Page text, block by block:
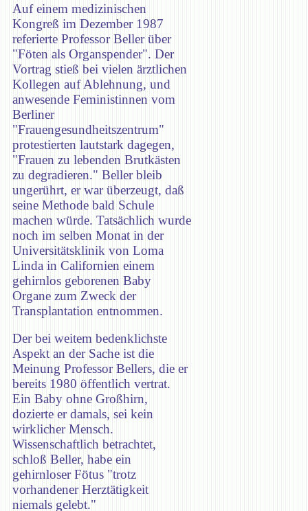
Auf einem medizinischen
Kongreß im Dezember 1987
referierte Professor Beller über
"Föten als Organspender". Der
Vortrag stieß bei vielen ärztlichen
Kollegen auf Ablehnung, und
anwesende Feministinnen vom
Berliner
"Frauengesundheitszentrum"
protestierten lautstark dagegen,
"Frauen zu lebenden Brutkästen
zu degradieren." Beller bleib
ungerührt, er war überzeugt, daß
seine Methode bald Schule
machen würde. Tatsächlich wurde
noch im selben Monat in der
Universitätsklinik von Loma
Linda in Californien einem
gehirnlos geborenen Baby
Organe zum Zweck der
Transplantation entnommen.
Der bei weitem bedenklichste
Aspekt an der Sache ist die
Meinung Professor Bellers, die er
bereits 1980 öffentlich vertrat.
Ein Baby ohne Großhirn,
dozierte er damals, sei kein
wirklicher Mensch.
Wissenschaftlich betrachtet,
schloß Beller, habe ein
gehirnloser Fötus "trotz
vorhandener Herztätigkeit
niemals gelebt."